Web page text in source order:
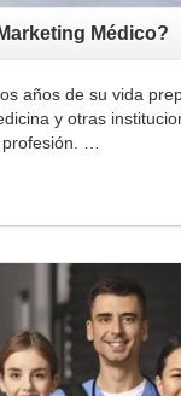
Médico?
años de su vida
y otras
…
Leer Más